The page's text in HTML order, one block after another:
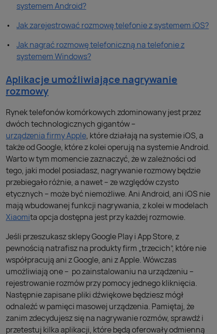
systemem Android?
Jak zarejestrować rozmowę telefonie z systemem iOS?
Jak nagrać rozmowę telefoniczną na telefonie z
systemem Windows?
Aplikacje umożliwiające nagrywanie
rozmowy
Rynek telefonów komórkowych zdominowany jest przez
dwóch technologicznych gigantów –
urządzenia firmy Apple, które działają na systemie iOS, a
także od Google, które z kolei operują na systemie Android.
Warto w tym momencie zaznaczyć, że w zależności od
tego, jaki model posiadasz, nagrywanie rozmowy będzie
przebiegało różnie, a nawet – ze względów czysto
etycznych – może być niemożliwe. Ani Android, ani iOS nie
mają wbudowanej funkcji nagrywania, z kolei w modelach
Xiaomita opcja dostępna jest przy każdej rozmowie.
Jeśli przeszukasz sklepy Google Play i App Store, z
pewnością natrafisz na produkty firm „trzecich”, które nie
współpracują ani z Google, ani z Apple. Wówczas
umożliwiają one – po zainstalowaniu na urządzeniu –
rejestrowanie rozmów przy pomocy jednego kliknięcia.
Następnie zapisane pliki dźwiękowe będziesz mógł
odnaleźć w pamięci masowej urządzenia. Pamiętaj, że
zanim zdecydujesz się na nagrywanie rozmów, sprawdź i
przetestuj kilka aplikacji, które będą oferowały odmienną